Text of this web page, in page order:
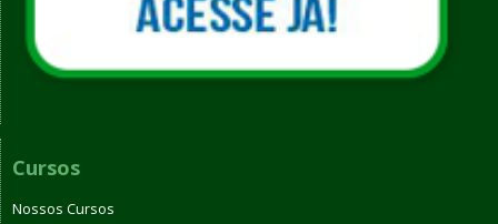
Cursos
Nossos Cursos